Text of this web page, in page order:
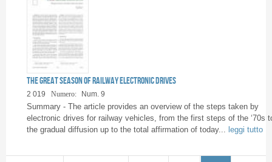
The great season of railway electronic drives
2 019 Numero: Num. 9
Summary - The article provides an overview of the steps taken by
electronic drives for railway vehicles, from the first steps of the ‘70s
the gradual diffusion up to the total affirmation of today... leggi tutto